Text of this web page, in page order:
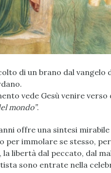
di un brano dal
vede Gesù venire verso
mondo”.
offre una sintesi mirabile
per immolare se stesso,
la libertà dal peccato, dal
sono entrate nella